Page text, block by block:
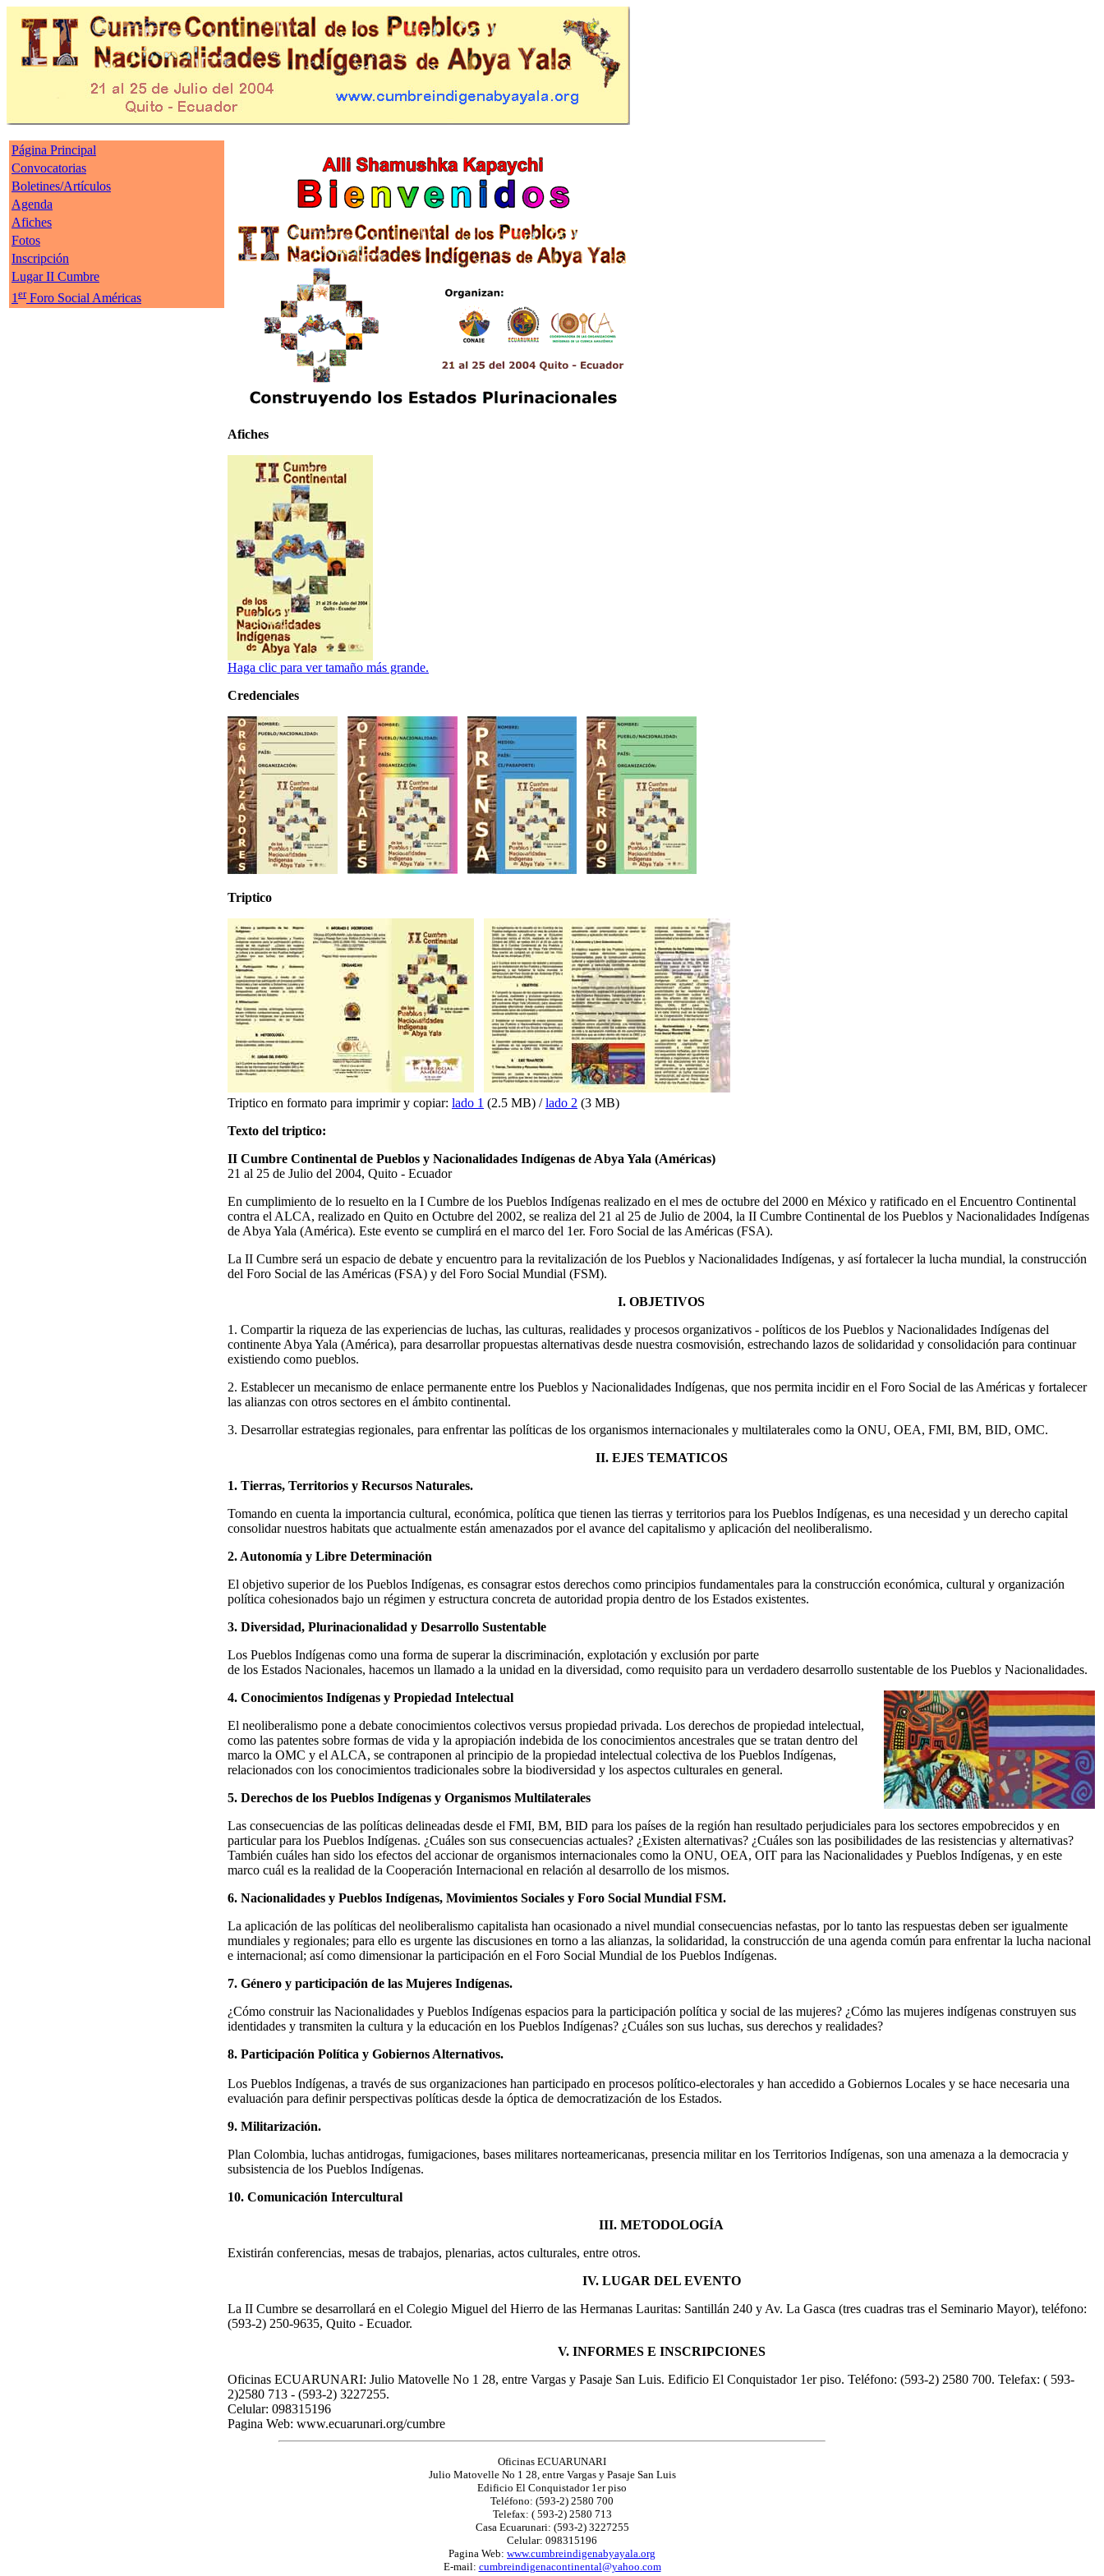
Página Principal
Convocatorias
Boletines/Artículos
Agenda
Afiches
Fotos
Inscripción
Lugar II Cumbre
1 erForo Social Américas
Afiches
Haga clic para ver tamaño más grande.
Credenciales
Triptico
Triptico en formato para imprimir y copiar: lado 1 (2.5 MB) /lado 2 (3 MB)
Texto del triptico:
II Cumbre Continental de Pueblos y Nacionalidades Indígenas de Abya Yala (Américas)
21 al 25 de Julio del 2004, Quito - Ecuador
En cumplimiento de lo resuelto en la I Cumbre de los Pueblos Indígenas realizado en el mes de octubre del 2000 en México y ratificado en el Encuentro Continental
contra el ALCA, realizado en Quito en Octubre del 2002, se realiza del 21 al 25 de Julio de 2004, la II Cumbre Continental de los Pueblos y Nacionalidades Indígenas
de Abya Yala (América). Este evento se cumplirá en el marco del 1er. Foro Social de las Américas (FSA).
La II Cumbre será un espacio de debate y encuentro para la revitalización de los Pueblos y Nacionalidades Indígenas, y así fortalecer la lucha mundial, la construcción
del Foro Social de las Américas (FSA) y del Foro Social Mundial (FSM).
I. OBJETIVOS
1. Compartir la riqueza de las experiencias de luchas, las culturas, realidades y procesos organizativos - políticos de los Pueblos y Nacionalidades Indígenas del
continente Abya Yala (América), para desarrollar propuestas alternativas desde nuestra cosmovisión, estrechando lazos de solidaridad y consolidación para continuar
existiendo como pueblos.
2. Establecer un mecanismo de enlace permanente entre los Pueblos y Nacionalidades Indígenas, que nos permita incidir en el Foro Social de las Américas y fortalecer
las alianzas con otros sectores en el ámbito continental.
3. Desarrollar estrategias regionales, para enfrentar las políticas de los organismos internacionales y multilaterales como la ONU, OEA, FMI, BM, BID, OMC.
II. EJES TEMATICOS
1. Tierras, Territorios y Recursos Naturales.
Tomando en cuenta la importancia cultural, económica, política que tienen las tierras y territorios para los Pueblos Indígenas, es una necesidad y un derecho capital
consolidar nuestros habitats que actualmente están amenazados por el avance del capitalismo y aplicación del neoliberalismo.
2. Autonomía y Libre Determinación
El objetivo superior de los Pueblos Indígenas, es consagrar estos derechos como principios fundamentales para la construcción económica, cultural y organización
política cohesionados bajo un régimen y estructura concreta de autoridad propia dentro de los Estados existentes.
3. Diversidad, Plurinacionalidad y Desarrollo Sustentable
Los Pueblos Indígenas como una forma de superar la discriminación, explotación y exclusión por parte
de los Estados Nacionales, hacemos un llamado a la unidad en la diversidad, como requisito para un verdadero desarrollo sustentable de los Pueblos y Nacionalidades.
4. Conocimientos Indígenas y Propiedad Intelectual
El neoliberalismo pone a debate conocimientos colectivos versus propiedad privada. Los derechos de propiedad intelectual,
como las patentes sobre formas de vida y la apropiación indebida de los conocimientos ancestrales que se tratan dentro del
marco la OMC y el ALCA, se contraponen al principio de la propiedad intelectual colectiva de los Pueblos Indígenas,
relacionados con los conocimientos tradicionales sobre la biodiversidad y los aspectos culturales en general.
5. Derechos de los Pueblos Indígenas y Organismos Multilaterales
Las consecuencias de las políticas delineadas desde el FMI, BM, BID para los países de la región han resultado perjudiciales para los sectores empobrecidos y en
particular para los Pueblos Indígenas. ¿Cuáles son sus consecuencias actuales? ¿Existen alternativas? ¿Cuáles son las posibilidades de las resistencias y alternativas?
También cuáles han sido los efectos del accionar de organismos internacionales como la ONU, OEA, OIT para las Nacionalidades y Pueblos Indígenas, y en este
marco cuál es la realidad de la Cooperación Internacional en relación al desarrollo de los mismos.
6. Nacionalidades y Pueblos Indígenas, Movimientos Sociales y Foro Social Mundial FSM.
La aplicación de las políticas del neoliberalismo capitalista han ocasionado a nivel mundial consecuencias nefastas, por lo tanto las respuestas deben ser igualmente
mundiales y regionales; para ello es urgente las discusiones en torno a las alianzas, la solidaridad, la construcción de una agenda común para enfrentar la lucha nacional
e internacional; así como dimensionar la participación en el Foro Social Mundial de los Pueblos Indígenas.
7. Género y participación de las Mujeres Indígenas.
¿Cómo construir las Nacionalidades y Pueblos Indígenas espacios para la participación política y social de las mujeres? ¿Cómo las mujeres indígenas construyen sus
identidades y transmiten la cultura y la educación en los Pueblos Indígenas? ¿Cuáles son sus luchas, sus derechos y realidades?
8. Participación Política y Gobiernos Alternativos.
Los Pueblos Indígenas, a través de sus organizaciones han participado en procesos político-electorales y han accedido a Gobiernos Locales y se hace necesaria una
evaluación para definir perspectivas políticas desde la óptica de democratización de los Estados.
9. Militarización.
Plan Colombia, luchas antidrogas, fumigaciones, bases militares norteamericanas, presencia militar en los Territorios Indígenas, son una amenaza a la democracia y
subsistencia de los Pueblos Indígenas.
10. Comunicación Intercultural
III. METODOLOGÍA
Existirán conferencias, mesas de trabajos, plenarias, actos culturales, entre otros.
IV. LUGAR DEL EVENTO
La II Cumbre se desarrollará en el Colegio Miguel del Hierro de las Hermanas Lauritas: Santillán 240 y Av. La Gasca (tres cuadras tras el Seminario Mayor), teléfono:
(593-2) 250-9635, Quito - Ecuador.
V. INFORMES E INSCRIPCIONES
Oficinas ECUARUNARI: Julio Matovelle No 1 28, entre Vargas y Pasaje San Luis. Edificio El Conquistador 1er piso. Teléfono: (593-2) 2580 700. Telefax: ( 593-
2)2580 713 - (593-2) 3227255.
Celular: 098315196
Pagina Web: www.ecuarunari.org/cumbre
Oficinas ECUARUNARI
Julio Matovelle No 1 28, entre Vargas y Pasaje San Luis
Edificio El Conquistador 1er piso
Teléfono: (593-2) 2580 700
Telefax: ( 593-2) 2580 713
Casa Ecuarunari: (593-2) 3227255
Celular: 098315196
Pagina Web: www.cumbreindigenabyayala.org
E-mail: cumbreindigenacontinental@yahoo.com